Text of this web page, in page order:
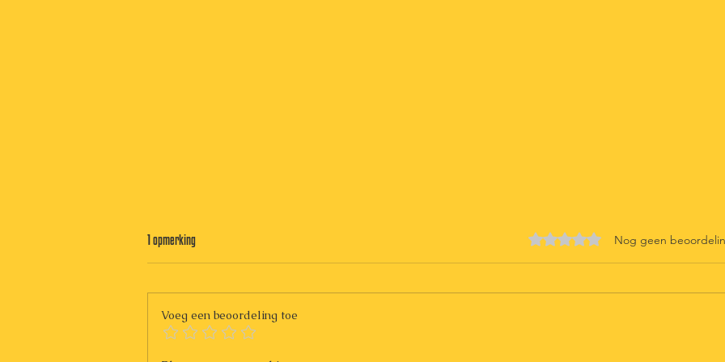
Berry Collins
1 opmerking Beoordeeld met 0 uit 5
Nog geen
Voeg een beoordeling toe